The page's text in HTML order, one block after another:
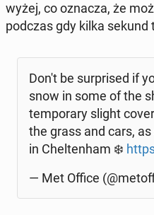
wyżej, co oznacza, że
podczas gdy kilka sekund
Don't be sur­pri­sed if
snow in some of the
tem­po­ra­ry slight
the grass and cars,
in Chel­ten­ham ❄️
— Met Office